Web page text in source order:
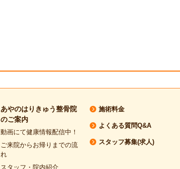
あやのはりきゅう整骨院
のご案内
動画にて健康情報配信中！
ご来院からお帰りまでの流
れ
スタッフ・院内紹介
施術料金
よくある質問Q&A
スタッフ募集(求人)